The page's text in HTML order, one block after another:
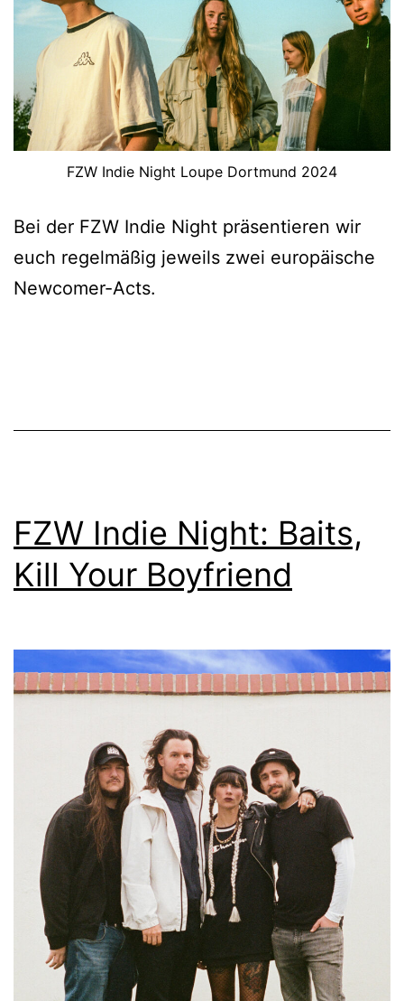
FZW Indie Night Loupe Dortmund 2024
Bei der FZW Indie Night präsentieren wir
euch regelmäßig jeweils zwei europäische
Newcomer-Acts.
FZW Indie Night: Baits,
Kill Your Boyfriend